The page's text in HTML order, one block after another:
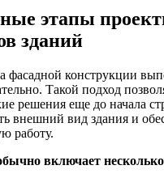
этапы
зданий
фасадной конструкции
Такой подход
решения еще до начала
внешний вид здания и
работу.
включает